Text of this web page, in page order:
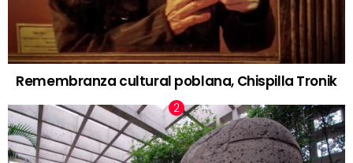
Remembranza cultural poblana, Chispilla Tronik